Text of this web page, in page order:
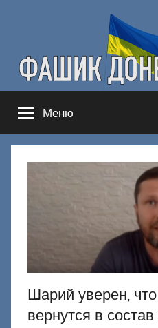
Фашик
Донецкий
гнобят
русню
Меню
Шарий уверен,
вернутся в